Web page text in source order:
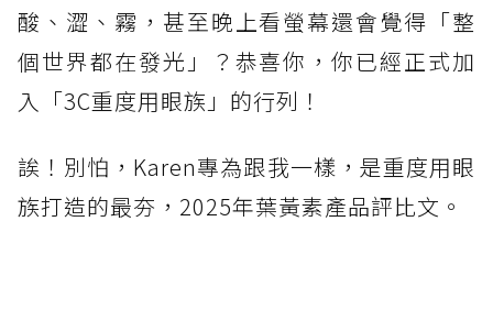
酸、澀、霧，甚至晚上看螢幕還會覺得「整
個世界都在發光」？恭喜你，你已經正式加
入「3C重度用眼族」的行列！
誒！別怕，Karen專為跟我一樣，是重度用眼
族打造的最夯，2025年葉黃素產品評比文。